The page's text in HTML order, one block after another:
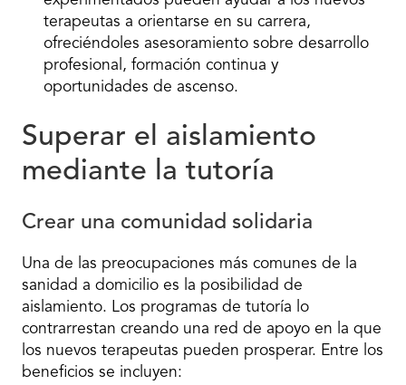
terapeutas a orientarse en su carrera,
ofreciéndoles asesoramiento sobre desarrollo
profesional, formación continua y
oportunidades de ascenso.
Superar el aislamiento
mediante la tutoría
Crear una comunidad solidaria
Una de las preocupaciones más comunes de la
sanidad a domicilio es la posibilidad de
aislamiento. Los programas de tutoría lo
contrarrestan creando una red de apoyo en la que
los nuevos terapeutas pueden prosperar. Entre los
beneficios se incluyen: